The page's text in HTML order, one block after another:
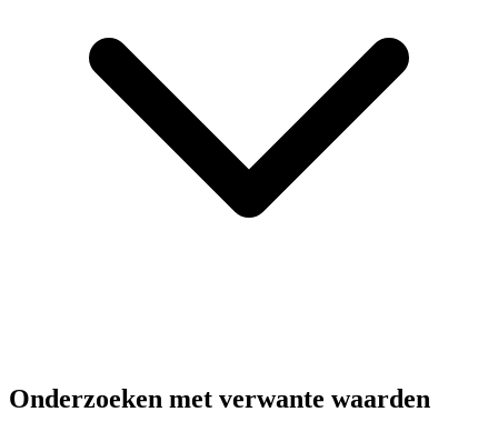
Onderzoeken met verwante waarden